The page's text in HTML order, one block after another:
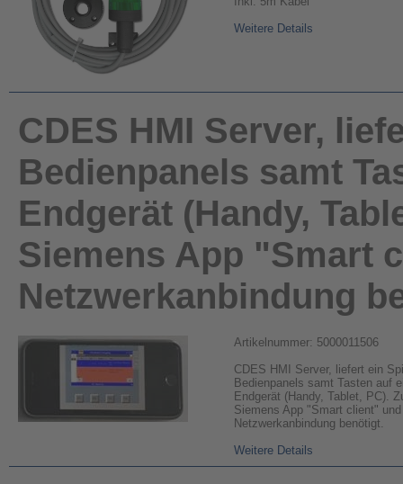
Weitere Details
CDES HMI Server,
Bedienpanels samt
Endgerät (Handy,
Siemens App "Smart
Netzwerkanbindung
Artikelnummer: 5000011506
CDES HMI Server, liefert ein
Bedienpanels samt Tasten auf
Endgerät (Handy, Tablet, PC).
Siemens App "Smart client"
Netzwerkanbindung benötigt.
Weitere Details